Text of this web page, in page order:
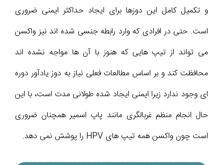
و تکمیل کامل این دوزها برای ایجاد حداکثر ایمنی ضروری
است. حتی در افرادی که وارد رابطه جنسی شده اند نیز واکسن
می تواند از تیپ هایی که هنوز با آن ها مواجه نشده اند
محافظت کند و بر اساس مطالعات فعلی نیاز به دوز یادآور دوره
ای وجود ندارد زیرا ایمنی ایجاد شده طولانی مدت است، با این
حال انجام منظم غربالگری مانند پاپ اسمیر همچنان ضروری
است چون واکسن همه تیپ های HPV را پوشش نمی دهد.